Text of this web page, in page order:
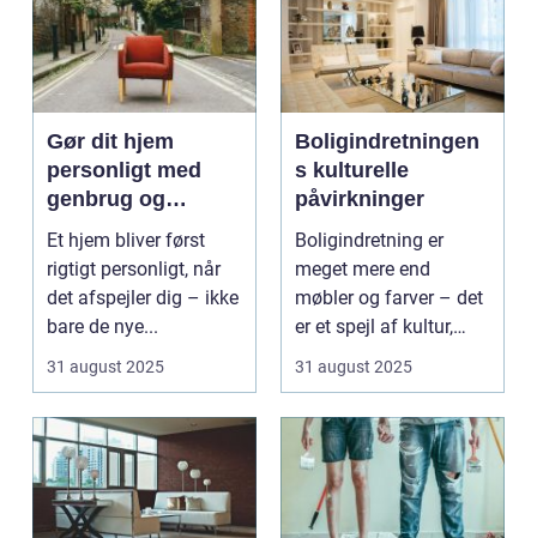
Gør dit hjem
personligt med
genbrug og
vintage
Et hjem bliver først
rigtigt personligt, når
det afspejler dig – ikke
bare de nye...
31 august 2025
Boligindretningen
s kulturelle
påvirkninger
Boligindretning er
meget mere end
møbler og farver – det
er et spejl af kultur,
traditi...
31 august 2025